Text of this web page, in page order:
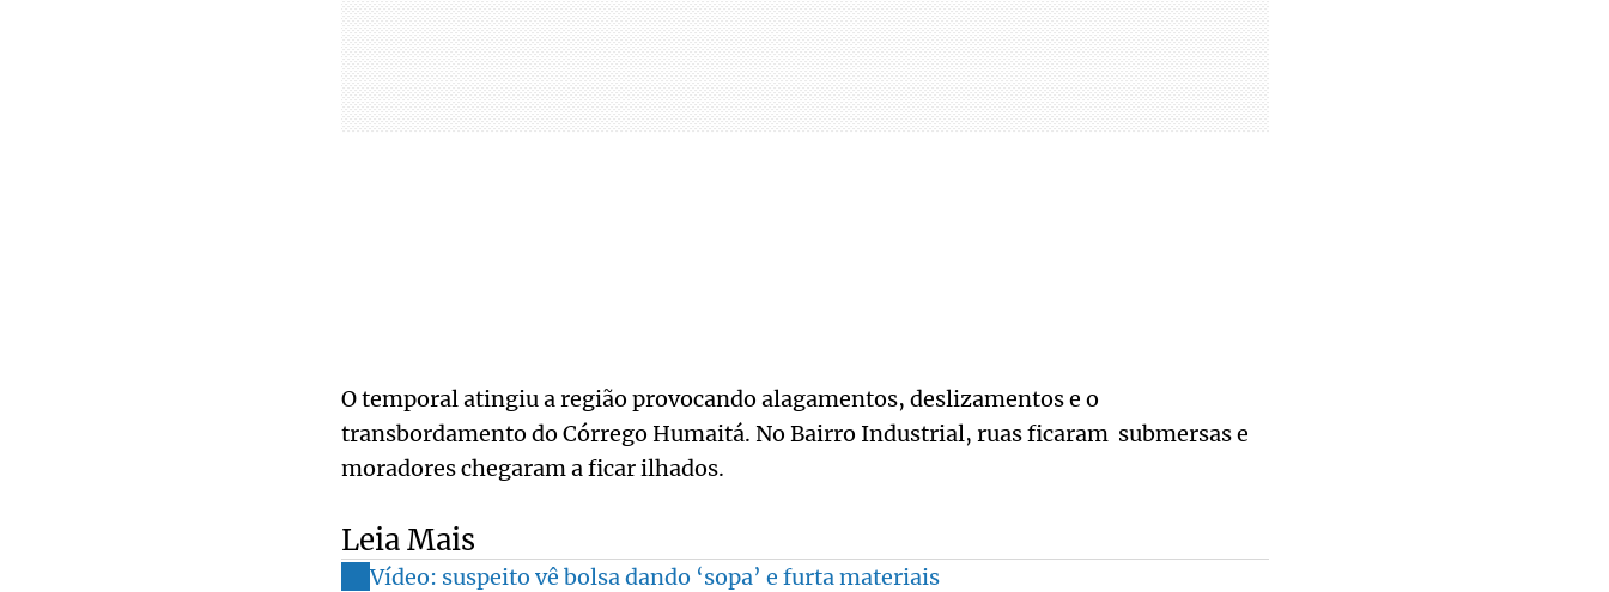
O temporal atingiu a região provocando alagamentos, deslizamentos e o
transbordamento do Córrego Humaitá. No Bairro Industrial, ruas ficaram submersas e
moradores chegaram a ficar ilhados.
Leia Mais
Vídeo: suspeito vê bolsa dando ‘sopa’ e furta materiais